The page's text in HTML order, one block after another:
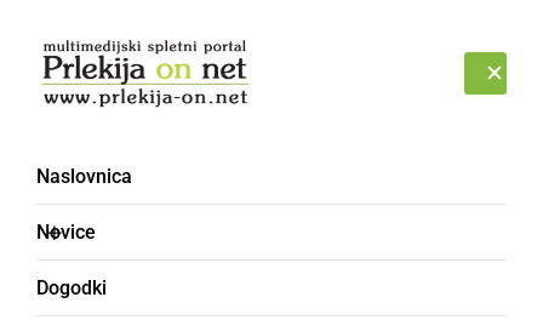
Naslovnica
Novice
Dogodki
družina Rajh